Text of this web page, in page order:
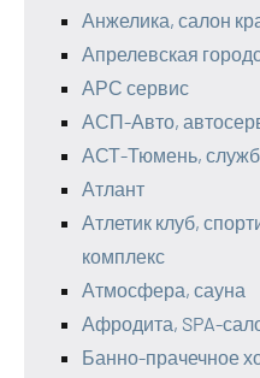
Анжелика, салон
Апрелевская
АРС сервис
АСП-Авто,
АСТ-Тюмень,
Атлант
Атлетик клуб,
комплекс
Атмосфера, сауна
Афродита, SPA-
Банно-прачечное